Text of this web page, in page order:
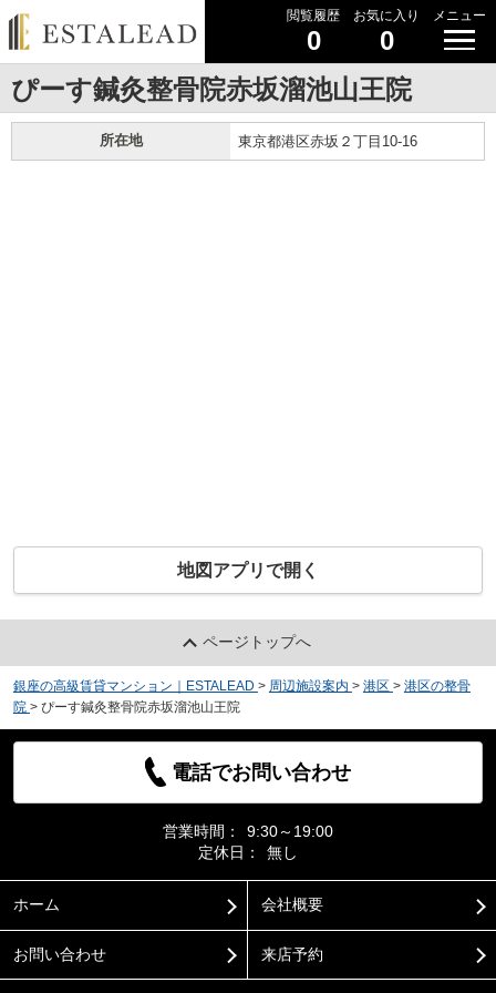
閲覧履歴
0
お気に入り
0
メニュー
ぴーす鍼灸整骨院赤坂溜池山王院
所在地 東京都港区赤坂２丁目10-16
地図アプリで開く
ページトップへ
銀座の高級賃貸マンション｜ESTALEAD > 周辺施設案内 > 港区 > 港区の整骨
院 > ぴーす鍼灸整骨院赤坂溜池山王院
電話でお問い合わせ
営業時間：
9:30～19:00
定休日：
無し
ホーム 会社概要
お問い合わせ 来店予約